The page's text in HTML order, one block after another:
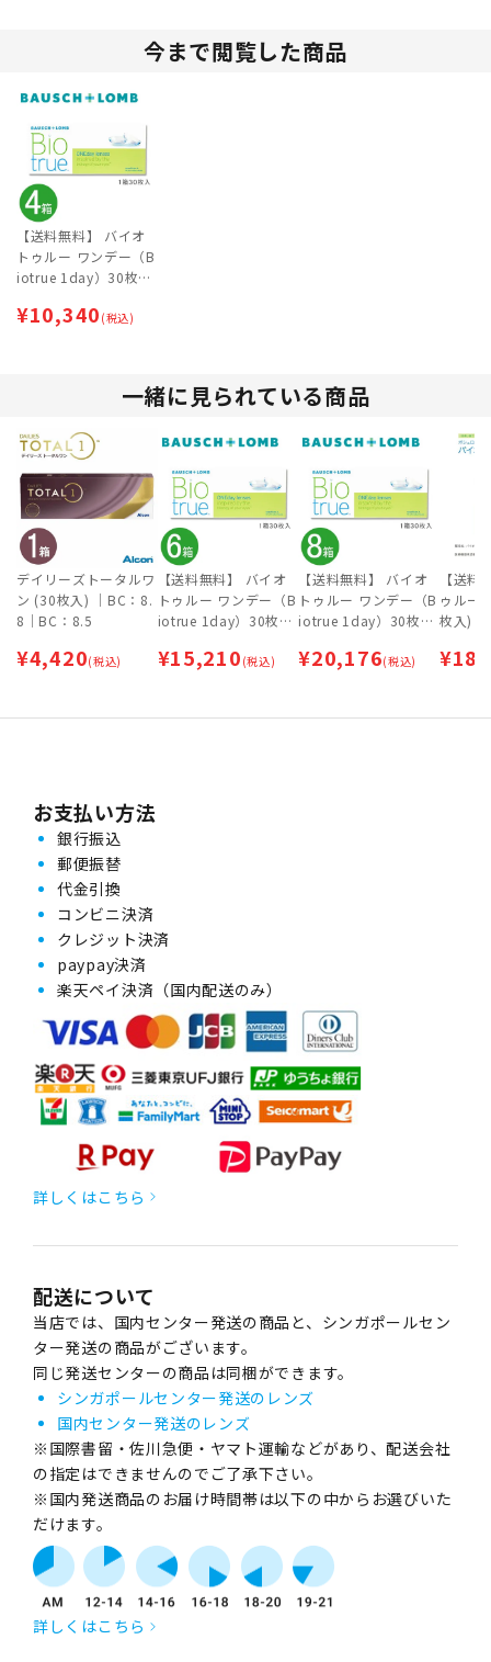
今まで閲覧した商品
【送料無料】 バイオ
トゥルー ワンデー（B
iotrue 1day）30枚入
し・処方箋不要
¥10,340 (税込)
一緒に見られている商品
デイリーズトータルワ
ン (30枚入) ｜BC：8.
8｜BC：8.5
¥4,420(税込)
【送料無料】 バイオ
トゥルー ワンデー（B
iotrue 1day）30枚入
し・処方箋不要
¥15,210 (税込)
【送料無料】 バイオ
トゥルー ワンデー（B
iotrue 1day）30枚入
し・処方箋不要
¥20,176(税込)
【送料
ゥルー
枚入) 2
¥
お支払い方法
銀行振込
郵便振替
代金引換
コンビニ決済
クレジット決済
paypay決済
楽天ペイ決済（国内配送のみ）
詳しくはこちら
配送について
当店では、国内センター発送の商品と、シンガポールセン
ター発送の商品がございます。
同じ発送センターの商品は同梱ができます。
シンガポールセンター発送のレンズ
国内センター発送のレンズ
※国際書留・佐川急便・ヤマト運輸などがあり、配送会社
の指定はできませんのでご了承下さい。
※国内発送商品のお届け時間帯は以下の中からお選びいた
だけます。
詳しくはこちら